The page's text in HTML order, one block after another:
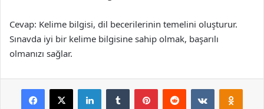
Cevap: Kelime bilgisi, dil becerilerinin temelini oluşturur.
Sınavda iyi bir kelime bilgisine sahip olmak, başarılı
olmanızı sağlar.
Facebook
X LinkedInTumblr PinterestReddit VKontakte